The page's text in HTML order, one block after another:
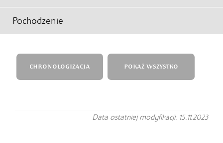
Pochodzenie
CHRONOLOGIZACJA POKAŻ WSZYSTKO
Data ostatniej modyfikacji: 15.11.2023